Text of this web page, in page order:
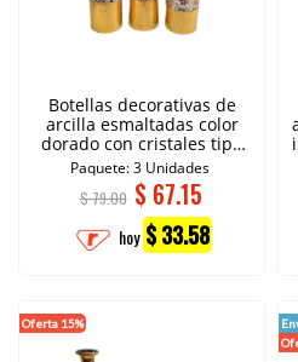
Botellas decorativas de
arcilla esmaltadas color
dorado con cristales tipo
espejo
Paquete: 3 Unidades
$ 79.00 $ 67.15
hoy $ 33.58
Oferta 15%